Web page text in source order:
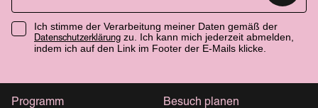
Ich stimme der Verarbeitung meiner Daten gemäß der
Datenschutzerklärung zu. Ich kann mich jederzeit abmelden,
indem ich auf den Link im Footer der E-Mails klicke.
Programm
Besuch planen